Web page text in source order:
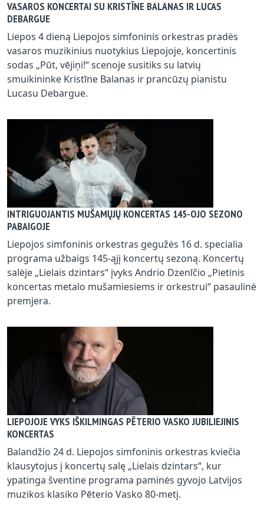
VASAROS KONCERTAI SU KRISTĪNE BALANAS IR LUCAS
DEBARGUE
Liepos 4 dieną Liepojos simfoninis orkestras pradės
vasaros muzikinius nuotykius Liepojoje, koncertinis
sodas „Pūt, vējiņi!“ scenoje susitiks su latvių
smuikininke Kristīne Balanas ir prancūzų pianistu
Lucasu Debargue.
INTRIGUOJANTIS MUŠAMŲJŲ KONCERTAS 145-OJO SEZONO
PABAIGOJE
Liepojos simfoninis orkestras gegužės 16 d. specialia
programa užbaigs 145-ąjį koncertų sezoną. Koncertų
salėje „Lielais dzintars“ įvyks Andrio Dzenīčio „Pietinis
koncertas metalo mušamiesiems ir orkestrui“ pasaulinė
premjera.
LIEPOJOJE VYKS IŠKILMINGAS PĒTERIO VASKO JUBILIEJINIS
KONCERTAS
Balandžio 24 d. Liepojos simfoninis orkestras kviečia
klausytojus į koncertų salę „Lielais dzintars“, kur
ypatinga šventine programa paminės gyvojo Latvijos
muzikos klasiko Pēterio Vasko 80-metį.